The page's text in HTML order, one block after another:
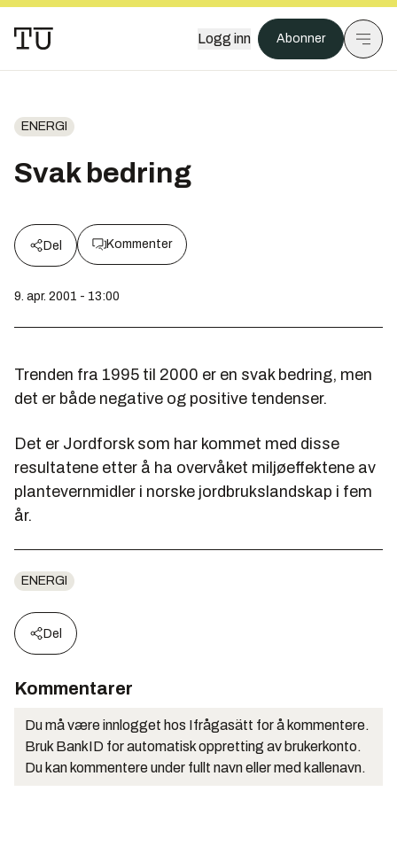
Logg inn Abonner
ENERGI
Svak bedring
Del Kommenter
9. apr. 2001 - 13:00
Trenden fra 1995 til 2000 er en svak bedring, men
det er både negative og positive tendenser.
Det er Jordforsk som har kommet med disse
resultatene etter å ha overvåket miljøeffektene av
plantevernmidler i norske jordbrukslandskap i fem
år.
ENERGI
Del
Kommentarer
Du må være innlogget hos Ifrågasätt for å kommentere.
Bruk BankID for automatisk oppretting av brukerkonto.
Du kan kommentere under fullt navn eller med kallenavn.